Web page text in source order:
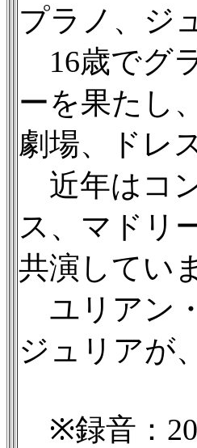
プラノ、ジ
16歳でグ
ーを果たし
劇場、ドレ
近年はコ
ス、マドリ
共演してい
ユリアン
ジュリアが
※録音：